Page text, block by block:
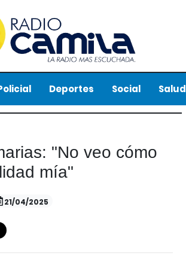
Deportes Social Salud
"No veo cómo
mía"
21/04/2025